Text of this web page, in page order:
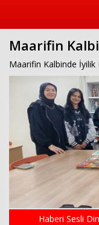
Maarifin
Maarifin Kalbinde İyilik
Haberi Sesli